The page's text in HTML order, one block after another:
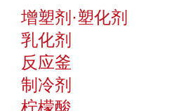
增塑剂·塑化剂
乳化剂
反应釜
制冷剂
柠檬酸